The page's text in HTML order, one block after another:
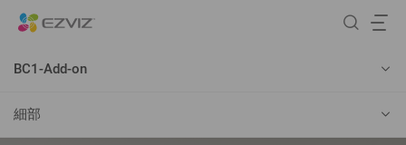
BC1-Add-on
細部